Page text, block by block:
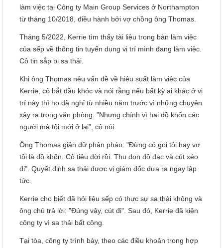
làm việc tại Công ty Main Group Services ở Northampton
từ tháng 10/2018, điều hành bởi vợ chồng ông Thomas.
Tháng 5/2022, Kerrie tìm thấy tài liệu trong bàn làm việc
của sếp về thông tin tuyển dụng vị trí mình đang làm việc.
Cô tin sắp bị sa thải.
Khi ông Thomas nêu vấn đề về hiệu suất làm việc của
Kerrie, cô bắt đầu khóc và nói rằng nếu bất kỳ ai khác ở vị
trí này thì họ đã nghỉ từ nhiều năm trước vì những chuyện
xảy ra trong văn phòng. "Nhưng chính vì hai đồ khốn các
người mà tôi mới ở lại", cô nói
Ông Thomas giận dữ phản pháo: "Đừng có gọi tôi hay vợ
tôi là đồ khốn. Cô tiêu đời rồi. Thu dọn đồ đạc và cút xéo
đi". Quyết định sa thải được vị giám đốc đưa ra ngay lập
tức.
Kerrie cho biết đã hỏi liệu sếp có thực sự sa thải không và
ông chủ trả lời: "Đúng vậy, cút đi". Sau đó, Kerrie đã kiện
công ty vì sa thải bất công.
Tại tòa, công ty trình bày, theo các điều khoản trong hợp